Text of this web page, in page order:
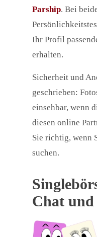
Parship. Bei
Ihr Profil
erhalten.
Sicherheit und
geschrieben:
einsehbar, wenn
diesen online
Sie richtig, wenn
suchen.
Chat